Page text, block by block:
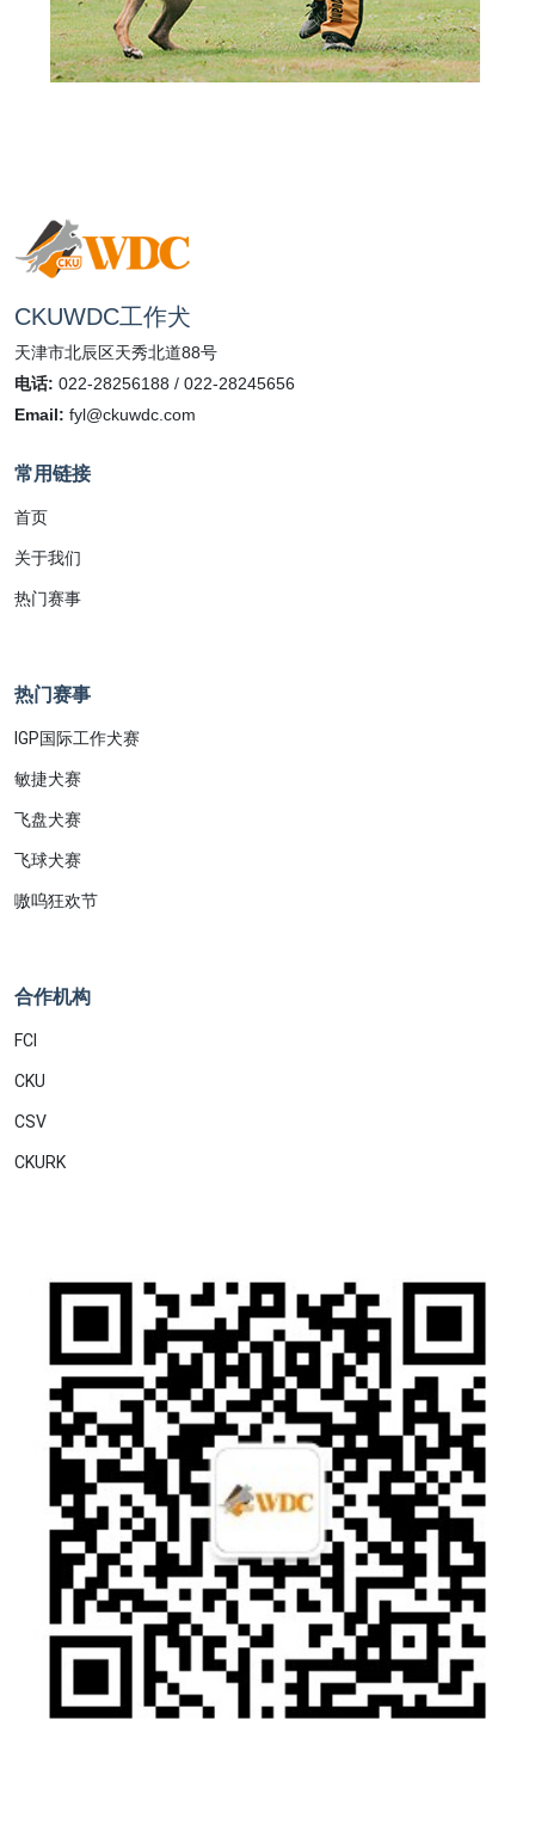
CKUWDC工作犬
天津市北辰区天秀北道88号
电话: 022-28256188 / 022-28245656
Email: fyl@ckuwdc.com
常用链接
首页
关于我们
热门赛事
热门赛事
IGP国际工作犬赛
敏捷犬赛
飞盘犬赛
飞球犬赛
嗷呜狂欢节
合作机构
FCI
CKU
CSV
CKURK